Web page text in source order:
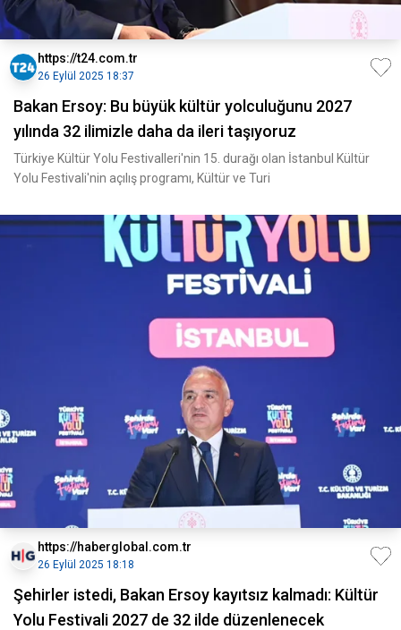
https://t24.com.tr
26 Eylül 2025 18:37
Bakan Ersoy: Bu büyük kültür yolculuğunu 2027
yılında 32 ilimizle daha da ileri taşıyoruz
Türkiye Kültür Yolu Festivalleri'nin 15. durağı olan İstanbul Kültür
Yolu Festivali'nin açılış programı, Kültür ve Turi
https://haberglobal.com.tr
26 Eylül 2025 18:18
Şehirler istedi, Bakan Ersoy kayıtsız kalmadı: Kültür
Yolu Festivali 2027 de 32 ilde düzenlenecek